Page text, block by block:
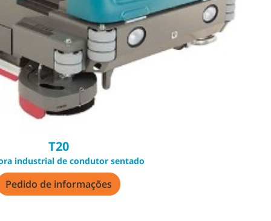
T20
industrial de condutor sentado
Pedido de informações